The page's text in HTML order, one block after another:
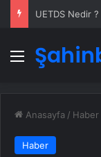
Menü
Anasayfa / Haber
Haber